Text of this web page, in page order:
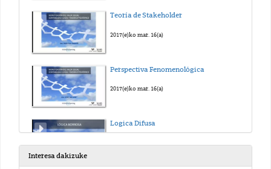
Teoría de Stakeholder
2017(e)ko mar. 16(a)
Perspectiva Fenomenológica
2017(e)ko mar. 16(a)
Logica Difusa
Interesa dakizuke